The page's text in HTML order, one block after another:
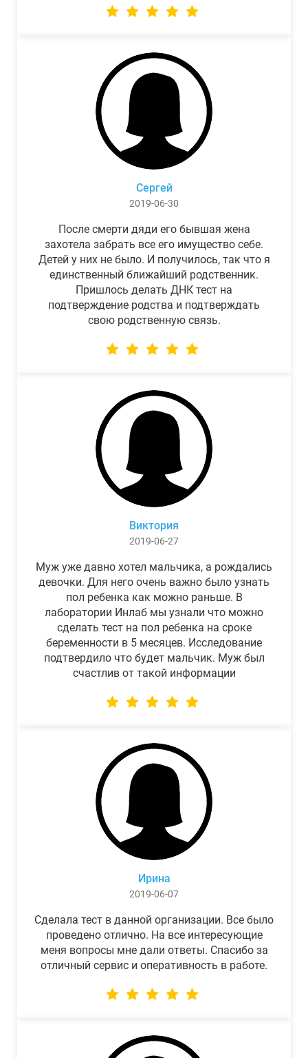
Сергей
2019-06-30
После смерти дяди его бывшая жена
захотела забрать все его имущество себе.
Детей у них не было. И получилось, так что я
единственный ближайший родственник.
Пришлось делать ДНК тест на
подтверждение родства и подтверждать
свою родственную связь.
Виктория
2019-06-27
Муж уже давно хотел мальчика, а рождались
девочки. Для него очень важно было узнать
пол ребенка как можно раньше. В
лаборатории Инлаб мы узнали что можно
сделать тест на пол ребенка на сроке
беременности в 5 месяцев. Исследование
подтвердило что будет мальчик. Муж был
счастлив от такой информации
Ирина
2019-06-07
Сделала тест в данной организации. Все было
проведено отлично. На все интересующие
меня вопросы мне дали ответы. Спасибо за
отличный сервис и оперативность в работе.